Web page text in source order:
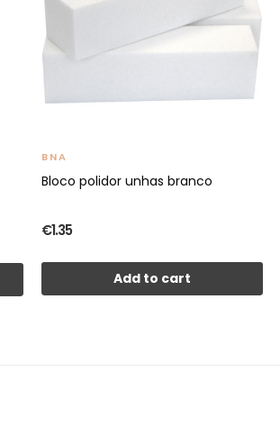
BNA
Bloco polidor unhas branco
€1.35
Add to cart